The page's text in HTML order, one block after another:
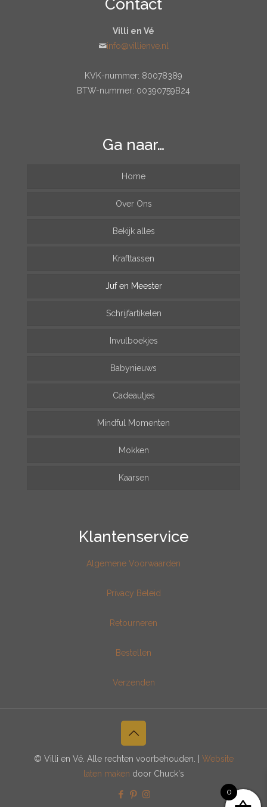
Contact
Villi en Vé
info@villienve.nl
KVK-nummer: 80078389
BTW-nummer: 00390759B24
Ga naar…
Home
Over Ons
Bekijk alles
Krafttassen
Juf en Meester
Schrijfartikelen
Invulboekjes
Babynieuws
Cadeautjes
Mindful Momenten
Mokken
Kaarsen
Klantenservice
Algemene Voorwaarden
Privacy Beleid
Retourneren
Bestellen
Verzenden
© Villi en Vé. Alle rechten voorbehouden. | Website
laten maken door Chuck's
0